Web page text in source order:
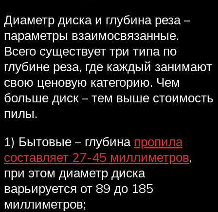
Диаметр диска и глубина реза –
параметры взаимосвязанные.
Всего существует три типа по
глубине реза, где каждый занимают
свою ценовую категорию. Чем
больше диск – тем выше стоимость
пилы.
1) Бытовые – глубина пропила
составляет 27-45 миллиметров,
при этом диаметр диска
варьируется от 89 до 185
миллиметров;